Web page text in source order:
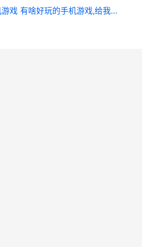
有啥好玩的手机游戏 有啥好玩的手机游戏,给我推荐几个